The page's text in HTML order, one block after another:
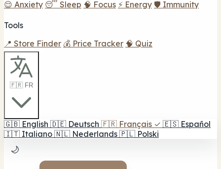
😌 Anxiety 😴 Sleep 🧠 Focus ⚡ Energy 🛡️ Immunity
Tools
📍 Store Finder 💰 Price Tracker 🧠 Quiz
🇫🇷 FR
🇬🇧 English 🇩🇪 Deutsch 🇫🇷 Français ✓ 🇪🇸 Español
🇮🇹 Italiano 🇳🇱 Nederlands 🇵🇱 Polski
🌙